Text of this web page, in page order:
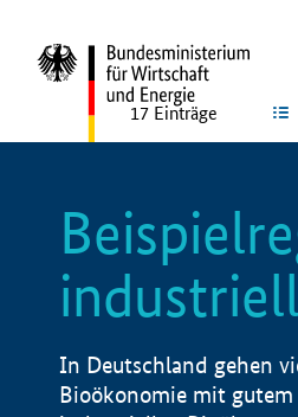
17 Einträge
In Deutschland gehen
Bioökonomie mit gutem